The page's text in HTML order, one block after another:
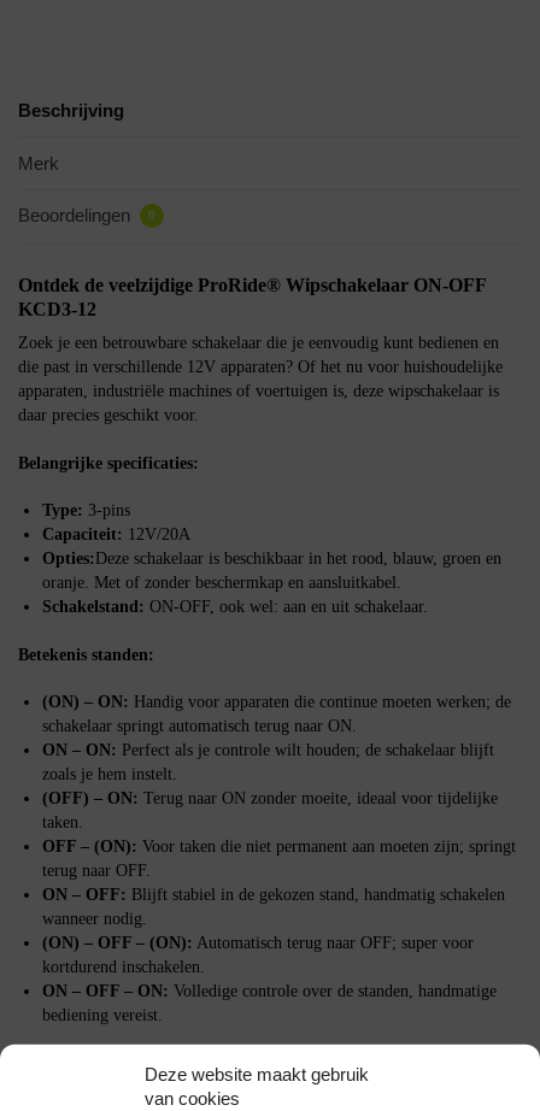
Deze website maakt gebruik
van cookies
Beschrijving
Merk
Beoordelingen 0
Ontdek de veelzijdige ProRide® Wipschakelaar ON-OFF
KCD3-12
Zoek je een betrouwbare schakelaar die je eenvoudig kunt bedienen en
die past in verschillende 12V apparaten? Of het nu voor huishoudelijke
apparaten, industriële machines of voertuigen is, deze wipschakelaar is
daar precies geschikt voor.
Belangrijke specificaties:
Type: 3-pins
Capaciteit: 12V/20A
Opties: Deze schakelaar is beschikbaar in het rood, blauw, groen en
oranje. Met of zonder beschermkap en aansluitkabel.
Schakelstand: ON-OFF, ook wel: aan en uit schakelaar.
Betekenis standen:
(ON) – ON: Handig voor apparaten die continue moeten werken; de
schakelaar springt automatisch terug naar ON.
ON – ON: Perfect als je controle wilt houden; de schakelaar blijft
zoals je hem instelt.
(OFF) – ON: Terug naar ON zonder moeite, ideaal voor tijdelijke
taken.
OFF – (ON): Voor taken die niet permanent aan moeten zijn; springt
terug naar OFF.
ON – OFF: Blijft stabiel in de gekozen stand, handmatig schakelen
wanneer nodig.
(ON) – OFF – (ON): Automatisch terug naar OFF; super voor
kortdurend inschakelen.
ON – OFF – ON: Volledige controle over de standen, handmatige
bediening vereist.
Waarom kiezen voor deze wipschakelaar?